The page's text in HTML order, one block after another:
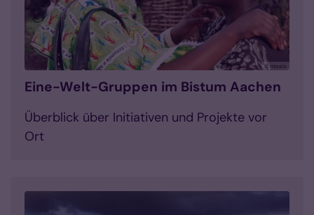
© missio
Eine-Welt-Gruppen im Bistum Aachen
Überblick über Initiativen und Projekte vor
Ort